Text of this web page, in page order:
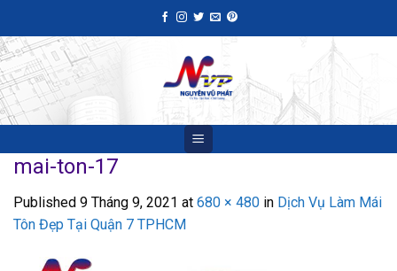
to
content
mai-ton-17
Published 9 Tháng 9, 2021 at 680 × 480 in Dịch Vụ Làm Mái
Tôn Đẹp Tại Quận 7 TPHCM